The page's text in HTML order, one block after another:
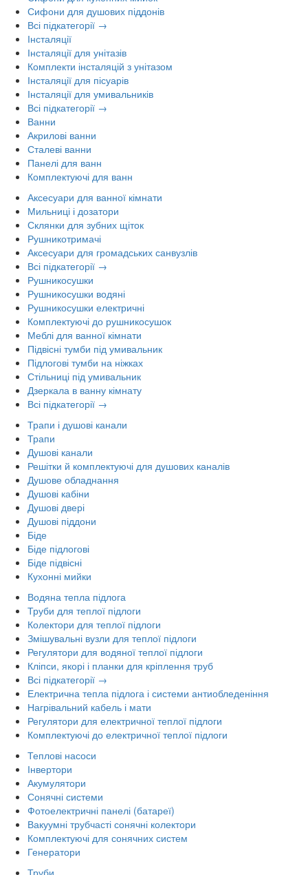
Сифони для душових піддонів
Всі підкатегорії →
Інсталяції
Інсталяції для унітазів
Комплекти інсталяцій з унітазом
Інсталяції для пісуарів
Інсталяції для умивальників
Всі підкатегорії →
Ванни
Акрилові ванни
Сталеві ванни
Панелі для ванн
Комплектуючі для ванн
Аксесуари для ванної кімнати
Мильниці і дозатори
Склянки для зубних щіток
Рушникотримачі
Аксесуари для громадських санвузлів
Всі підкатегорії →
Рушникосушки
Рушникосушки водяні
Рушникосушки електричні
Комплектуючі до рушникосушок
Меблі для ванної кімнати
Підвісні тумби під умивальник
Підлогові тумби на ніжках
Стільниці під умивальник
Дзеркала в ванну кімнату
Всі підкатегорії →
Трапи і душові канали
Трапи
Душові канали
Решітки й комплектуючі для душових каналів
Душове обладнання
Душові кабіни
Душові двері
Душові піддони
Біде
Біде підлогові
Біде підвісні
Кухонні мийки
Водяна тепла підлога
Труби для теплої підлоги
Колектори для теплої підлоги
Змішувальні вузли для теплої підлоги
Регулятори для водяної теплої підлоги
Кліпси, якорі і планки для кріплення труб
Всі підкатегорії →
Електрична тепла підлога і системи антиобледеніння
Нагрівальний кабель і мати
Регулятори для електричної теплої підлоги
Комплектуючі до електричної теплої підлоги
Теплові насоси
Інвертори
Акумулятори
Сонячні системи
Фотоелектричні панелі (батареї)
Вакуумні трубчасті сонячні колектори
Комплектуючі для сонячних систем
Генератори
Труби